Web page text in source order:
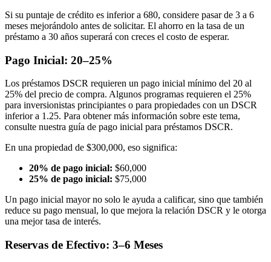
Si su puntaje de crédito es inferior a 680, considere pasar de 3 a 6
meses mejorándolo antes de solicitar. El ahorro en la tasa de un
préstamo a 30 años superará con creces el costo de esperar.
Pago Inicial: 20–25%
Los préstamos DSCR requieren un pago inicial mínimo del 20 al
25% del precio de compra. Algunos programas requieren el 25%
para inversionistas principiantes o para propiedades con un DSCR
inferior a 1.25. Para obtener más información sobre este tema,
consulte nuestra guía de pago inicial para préstamos DSCR.
En una propiedad de $300,000, eso significa:
20% de pago inicial: $60,000
25% de pago inicial: $75,000
Un pago inicial mayor no solo le ayuda a calificar, sino que también
reduce su pago mensual, lo que mejora la relación DSCR y le otorga
una mejor tasa de interés.
Reservas de Efectivo: 3–6 Meses